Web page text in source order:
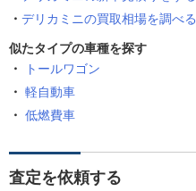
デリカミニの買取相場を調べる
似たタイプの車種を探す
トールワゴン
軽自動車
低燃費車
査定を依頼する